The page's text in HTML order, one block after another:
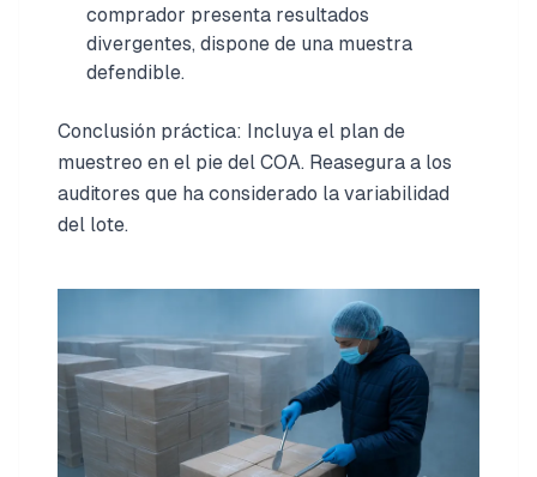
comprador presenta resultados
divergentes, dispone de una muestra
defendible.
Conclusión práctica: Incluya el plan de
muestreo en el pie del COA. Reasegura a los
auditores que ha considerado la variabilidad
del lote.